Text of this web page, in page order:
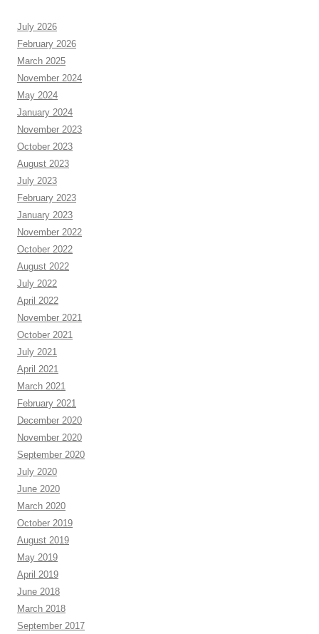
July 2026
February 2026
March 2025
November 2024
May 2024
January 2024
November 2023
October 2023
August 2023
July 2023
February 2023
January 2023
November 2022
October 2022
August 2022
July 2022
April 2022
November 2021
October 2021
July 2021
April 2021
March 2021
February 2021
December 2020
November 2020
September 2020
July 2020
June 2020
March 2020
October 2019
August 2019
May 2019
April 2019
June 2018
March 2018
September 2017